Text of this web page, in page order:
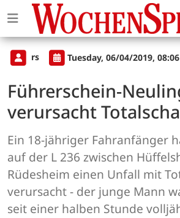
rs Tuesday, 06/04/2019,
Führerschein-
verursacht
Ein 18-jähriger Fahranfänger
auf der L 236 zwischen
Rüdesheim einen Unfall mit
verursacht - der junge Mann
seit einer halben Stunde